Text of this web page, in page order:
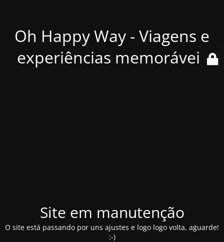
Oh Happy Way - Viagens e
experiências memoráveis
Site em manutenção
O site está passando por uns ajustes e logo logo volta, aguarde!
:-)